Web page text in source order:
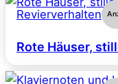
Revierverhalten
Rote Häuser,